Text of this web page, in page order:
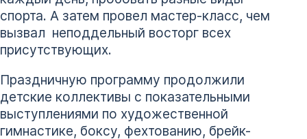
спорта. А затем провел мастер-класс, чем
вызвал неподдельный восторг всех
присутствующих.
Праздничную программу продолжили
детские коллективы с показательными
выступлениями по художественной
гимнастике, боксу, фехтованию, брейк-